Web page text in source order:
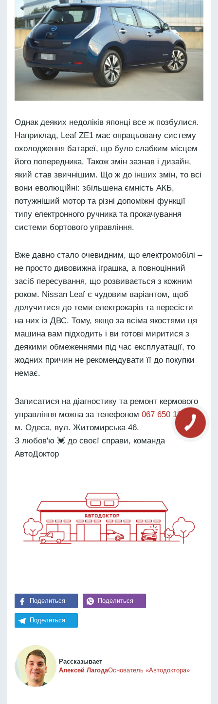
Однак деяких недоліків японці все ж позбулися.
Наприклад, Leaf ZE1 має опрацьовану систему
охолодження батареї, що було слабким місцем
його попередника. Також змін зазнав і дизайн,
який став звичнішим. Що ж до інших змін, то всі
вони еволюційні: збільшена ємність АКБ,
потужніший мотор та різні допоміжні функції
типу електронного ручника та прокачування
системи бортового управління.
Вже давно стало очевидним, що електромобілі –
не просто дивовижна іграшка, а повноцінний
засіб пересування, що розвивається з кожним
роком. Nissan Leaf є чудовим варіантом, щоб
долучитися до теми електрокарів та пересісти
на них із ДВС. Тому, якщо за всіма якостями ця
машина вам підходить і ви готові миритися з
деякими обмеженнями під час експлуатації, то
жодних причин не рекомендувати її до покупки
немає.
Записатися на діагностику та ремонт кермового
управління можна за телефоном 067 650 18 00.
м. Одеса, вул. Житомирська 46.
З любов'ю 💓 до своєї справи, команда
АвтоДоктор
Поделиться Поделиться
Поделиться
Рассказывает
Алексей ЛагодаОснователь «Автодоктора»